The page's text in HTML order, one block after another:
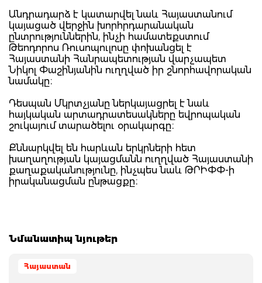
Անդրադարձ է կատարվել նաև Հայաստանում
կայացած վերջին խորհրդարանական
ընտրություններին, ինչի համատեքստում
Թեոդորոս Ռուսոպուլոսը փոխանցել է
Հայաստանի Հանրապետության վարչապետ
Նիկոլ Փաշինյանին ուղղված իր շնորհավորական
նամակը։
Դեսպան Մկրտչյանը ներկայացրել է նաև
հայկական արտադրատեսակները եվրոպական
շուկայում տարածելու օրակարգը։
Քննարկվել են հարևան երկրների հետ
խաղաղության կայացմանն ուղղված Հայաստանի
քաղաքականությունը, ինչպես նաև ԹՐԻՓՓ-ի
իրականացման ընթացքը։
Նմանատիպ նյութեր
Հայաստան